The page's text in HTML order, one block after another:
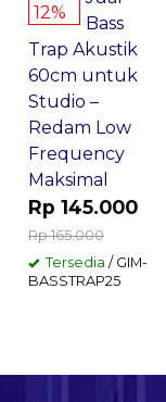
12%
Bass
Trap Akustik
60cm untuk
Studio –
Redam Low
Frequency
Maksimal
Rp 145.000
Rp 165.000
Tersedia / GIM-
BASSTRAP25